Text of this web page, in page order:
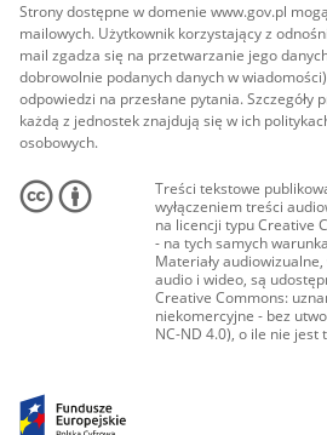
Strony dostępne w domenie www.gov.pl
mailowych. Użytkownik korzystający z
mail zgadza się na przetwarzanie jego
dobrowolnie podanych danych w
odpowiedzi na przesłane pytania. Szczegóły
każdą z jednostek znajdują się w ich
osobowych.
Treści tekstowe
wyłączeniem treści
na licencji typu Creative
- na tych samych
Materiały
audio i wideo, są
Creative Commons:
niekomercyjne - bez
NC-ND 4.0), o ile nie